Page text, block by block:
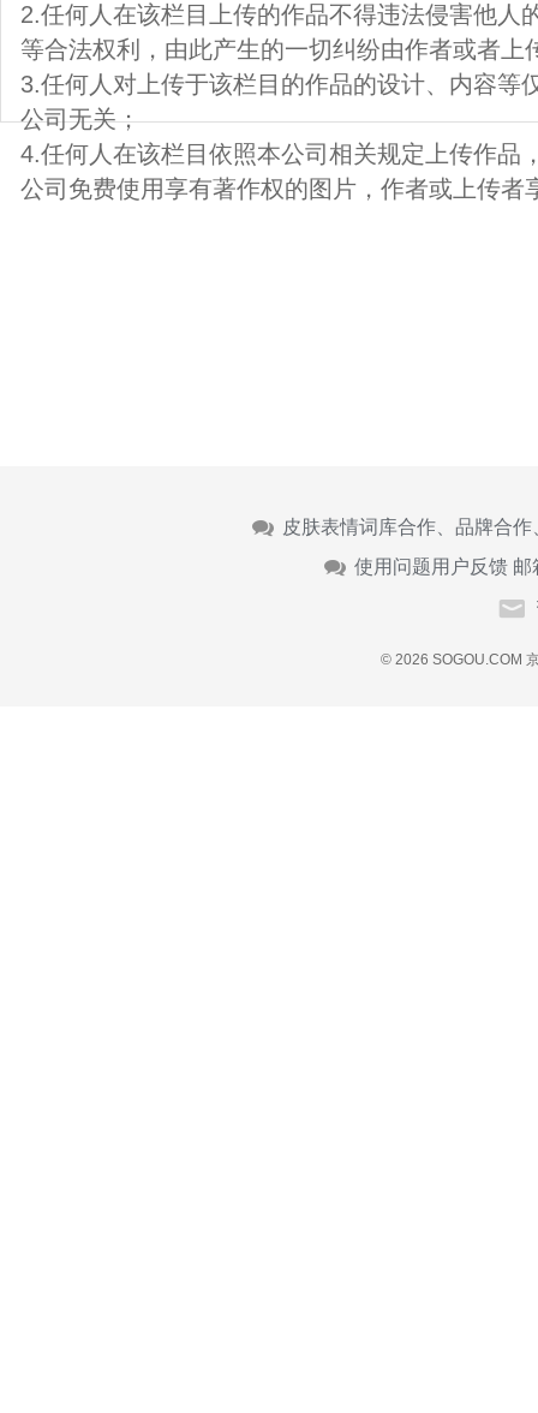
2.任何人在该栏目上传的作品不得违法侵害他人
等合法权利，由此产生的一切纠纷由作者或者上
3.任何人对上传于该栏目的作品的设计、内容等
公司无关；
4.任何人在该栏目依照本公司相关规定上传作品
公司免费使用享有著作权的图片，作者或上传者
皮肤表情词库合作、品牌合
使用问题用户反馈 邮
© 2026 SOGOU.COM